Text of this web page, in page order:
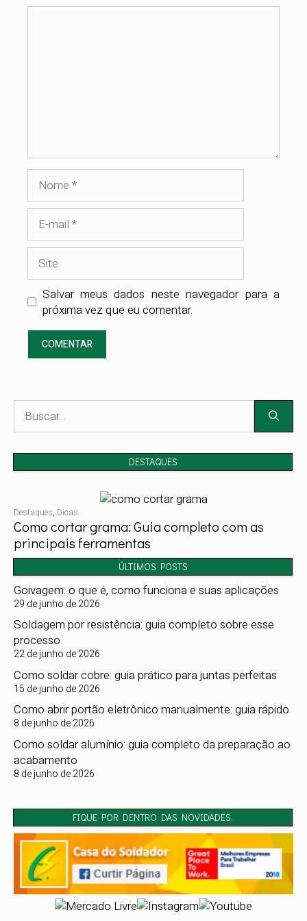
mail
Salvar meus dados neste navegador para a
próxima vez que eu comentar.
por:
DESTAQUES
Como cortar grama: Guia completo com as
principais ferramentas
Destaques, Dicas
ÚLTIMOS POSTS
Goivagem: o que é, como funciona e suas aplicações
29 de junho de 2026
Soldagem por resistência: guia completo sobre esse
processo
22 de junho de 2026
Como soldar cobre: guia prático para juntas perfeitas
15 de junho de 2026
Como abrir portão eletrônico manualmente: guia rápido
8 de junho de 2026
Como soldar alumínio: guia completo da preparação ao
acabamento
8 de junho de 2026
FIQUE POR DENTRO DAS NOVIDADES.